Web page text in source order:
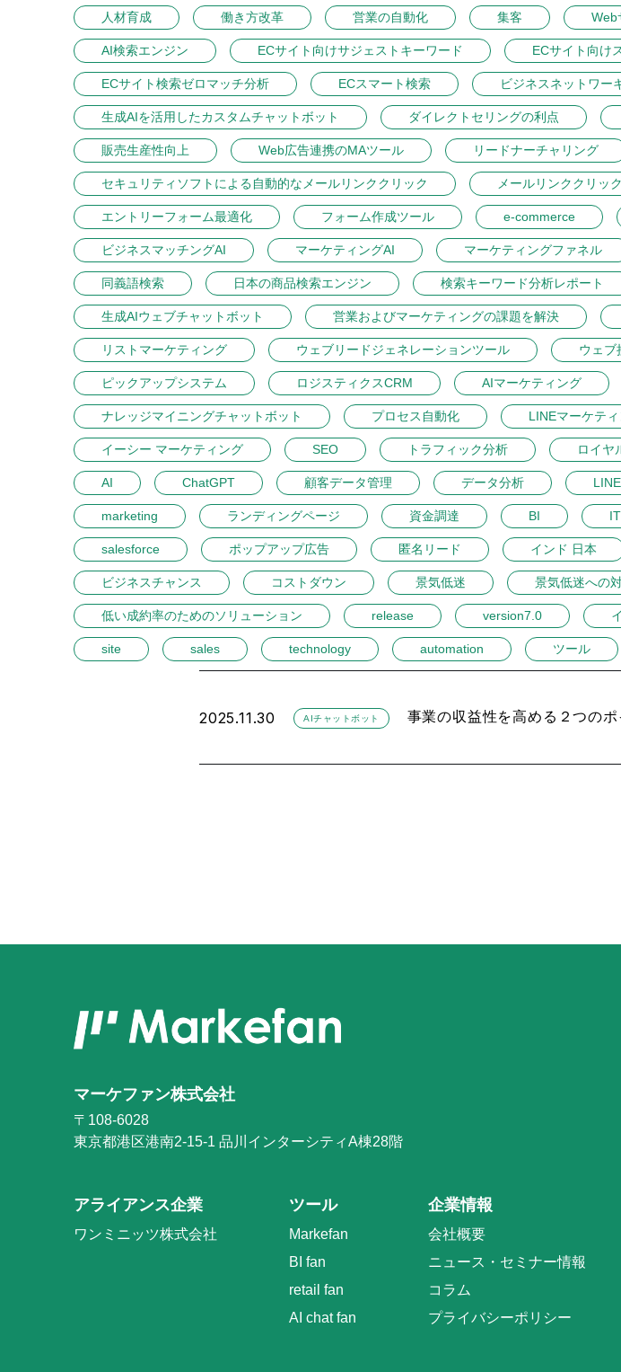
人材育成 働き方改革 営業の自動化 集客 Web
AI検索エンジン ECサイト向けサジェストキーワード ECサイト向け
ECサイト検索ゼロマッチ分析 ECスマート検索 ビジネスネットワー
生成AIを活用したカスタムチャットボット ダイレクトセリングの利点
販売生産性向上 Web広告連携のMAツール リードナーチャリング
セキュリティソフトによる自動的なメールリンククリック メールリンククリッ
エントリーフォーム最適化 フォーム作成ツール e-commerce
ビジネスマッチングAI マーケティングAI マーケティングファネル
同義語検索 日本の商品検索エンジン 検索キーワード分析レポート
生成AIウェブチャットボット 営業およびマーケティングの課題を解決
リストマーケティング ウェブリードジェネレーションツール ウェブ
ピックアップシステム ロジスティクスCRM AIマーケティング
ナレッジマイニングチャットボット プロセス自動化 LINEマーケテ
イーシー マーケティング SEO トラフィック分析 ロイヤ
AI ChatGPT 顧客データ管理 データ分析 LINE
marketing ランディングページ 資金調達 BI
salesforce ポップアップ広告 匿名リード インド 日本
ビジネスチャンス コストダウン 景気低迷 景気低迷への
低い成約率のためのソリューション release version7.0
site sales technology automation ツール
2025.11.30 AIチャットボット 事業の収益性を高める２つのポ
マーケファン株式会社
〒108-6028
東京都港区港南2-15-1 品川インターシティA棟28階
アライアンス企業
ワンミニッツ株式会社
ツール
Markefan
BI fan
retail fan
AI chat fan
企業情報
会社概要
ニュース・セミナー情報
コラム
プライバシーポリシー